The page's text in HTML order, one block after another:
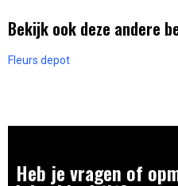
Bekijk ook deze andere
Fleurs depot
Heb je vragen of